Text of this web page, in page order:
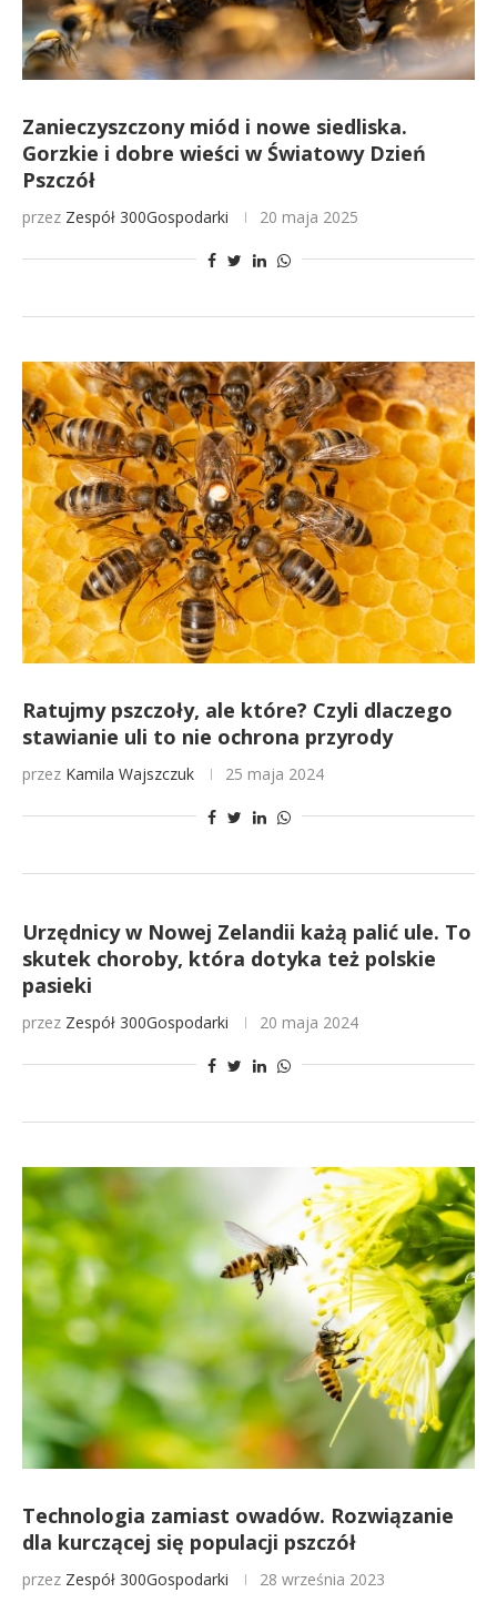
Zanieczyszczony miód i nowe siedliska.
Gorzkie i dobre wieści w Światowy Dzień
Pszczół
przez Zespół 300Gospodarki 20 maja 2025
Ratujmy pszczoły, ale które? Czyli dlaczego
stawianie uli to nie ochrona przyrody
przez Kamila Wajszczuk 25 maja 2024
Urzędnicy w Nowej Zelandii każą palić ule. To
skutek choroby, która dotyka też polskie
pasieki
przez Zespół 300Gospodarki 20 maja 2024
Technologia zamiast owadów. Rozwiązanie
dla kurczącej się populacji pszczół
przez Zespół 300Gospodarki 28 września 2023